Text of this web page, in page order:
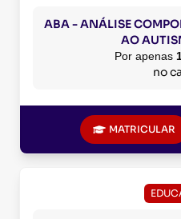
ABA - ANÁLISE
AO
Por apenas
no
MATRICULAR